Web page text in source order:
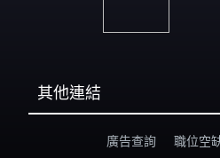
其他連結
廣告查詢 職位空